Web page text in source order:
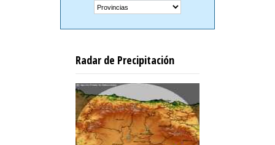
Radar de Precipitación